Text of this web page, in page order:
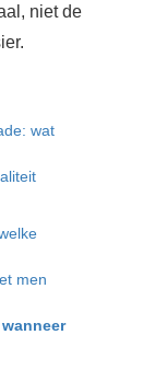
niet de
wat
men